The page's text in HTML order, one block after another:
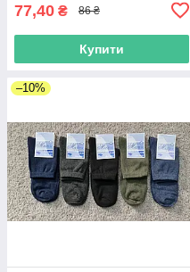
77,40 ₴ 86 ₴
Купити
–10%